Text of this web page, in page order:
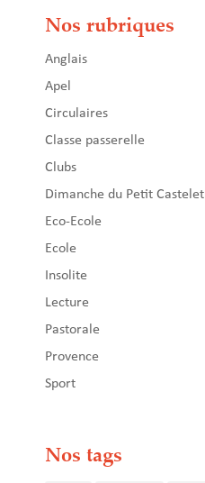
Nos rubriques
Anglais
Apel
Circulaires
Classe passerelle
Clubs
Dimanche du Petit Castelet
Eco-Ecole
Ecole
Insolite
Lecture
Pastorale
Provence
Sport
Nos tags